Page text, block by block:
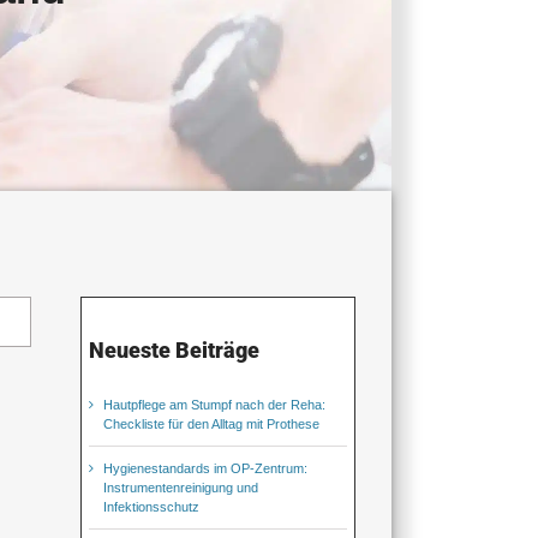
Neueste Beiträge
Hautpflege am Stumpf nach der Reha:
Checkliste für den Alltag mit Prothese
Hygienestandards im OP-Zentrum:
Instrumentenreinigung und
Infektionsschutz